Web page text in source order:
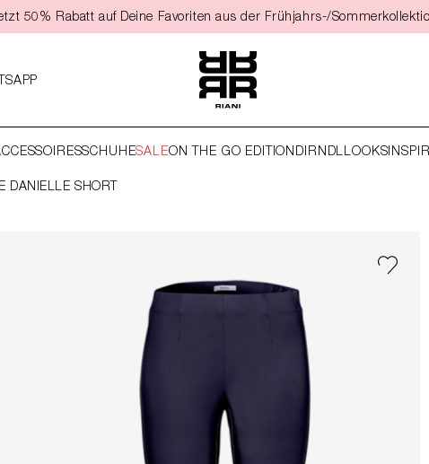
50% Rabatt auf Deine Favoriten aus der Frühjahrs-/
SCHUHESALEON THE GO EDITION DIRNDLLOOKS
DANIELLE SHORT